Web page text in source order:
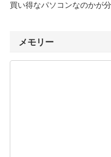
買い得なパソコンなのかが
メモリー